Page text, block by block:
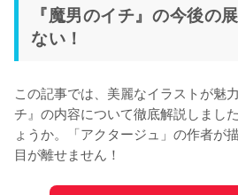
『魔男のイチ』の今後の
ない！
この記事では、美麗なイラストが魅
チ』の内容について徹底解説しまし
ょうか。「アクタージュ」の作者が
目が離せません！